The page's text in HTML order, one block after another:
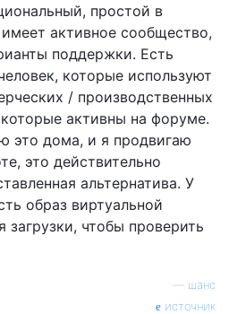
простой в
активное сообщество,
поддержки. Есть
которые используют
/ производственных
активны на форуме.
это дома, и я продвигаю
это действительно
альтернатива. У
образ виртуальной
чтобы проверить
шанс
источник